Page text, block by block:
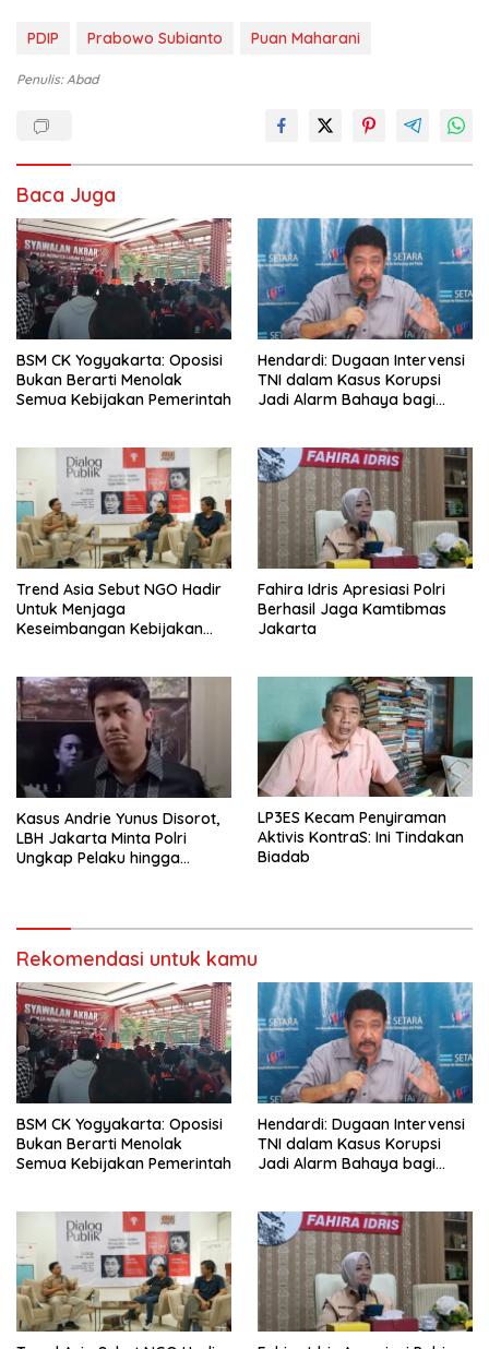
PDIP Prabowo Subianto Puan Maharani
Penulis: Abad
Baca Juga
BSM CK Yogyakarta: Oposisi
Bukan Berarti Menolak
Semua Kebijakan Pemerintah
Hendardi: Dugaan Intervensi
TNI dalam Kasus Korupsi
Jadi Alarm Bahaya bagi
Trend Asia Sebut NGO Hadir
Untuk Menjaga
Keseimbangan Kebijakan
Fahira Idris Apresiasi Polri
Berhasil Jaga Kamtibmas
Jakarta
Kasus Andrie Yunus Disorot,
LBH Jakarta Minta Polri
Ungkap Pelaku hingga
LP3ES Kecam Penyiraman
Aktivis KontraS: Ini Tindakan
Biadab
Rekomendasi untuk kamu
BSM CK Yogyakarta: Oposisi
Bukan Berarti Menolak
Semua Kebijakan Pemerintah
Hendardi: Dugaan Intervensi
TNI dalam Kasus Korupsi
Jadi Alarm Bahaya bagi